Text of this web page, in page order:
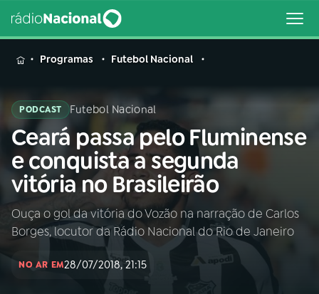
MENU
Buscar
na
Rádio
Nacional
Buscar
AO VIVO
INÍCIO
Programas Futebol Nacional
PODCAST Futebol Nacional
Ceará passa pelo Fluminense
e conquista a segunda
vitória no Brasileirão
Ouça o gol da vitória do Vozão na narração de Carlos
Borges, locutor da Rádio Nacional do Rio de Janeiro
NO AR EM28/07/2018, 21:15